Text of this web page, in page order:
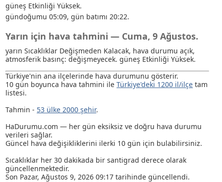
güneş Etkinliği Yüksek.
gündoğumu 05:09, gün batımı 20:22.
Yarın için hava tahmini — Cuma, 9 Ağustos.
yarın Sıcaklıklar Değişmeden Kalacak, hava durumu açık,
atmosferik basınç: değişmeyecek. güneş Etkinliği Yüksek.
Türkiye'nin ana ilçelerinde hava durumunu gösterir.
10 gün boyunca hava tahmini ileTürkiye'deki 1200 il/ilçe tam
listesi.
Tahmin - 53 ülke 2000 şehir.
HaDurumu.com — her gün eksiksiz ve doğru hava durumu
verileri sağlar.
Güncel hava değişikliklerini ilerki 10 gün için bulabilirsiniz.
Sıcaklıklar her 30 dakikada bir santigrad derece olarak
güncellenmektedir.
Son Pazar, Ağustos 9, 2026 09:17 tarihinde güncellendi.